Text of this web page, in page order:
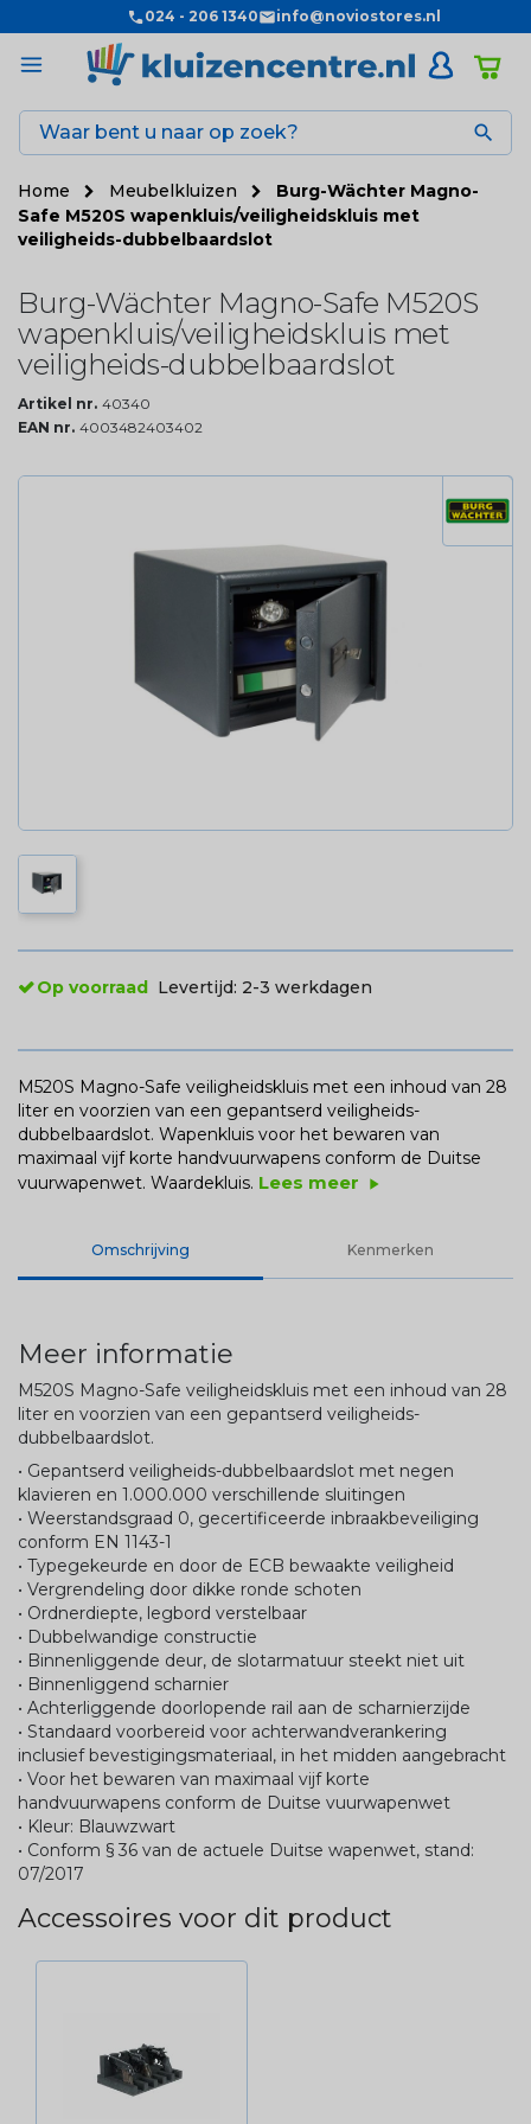
024 - 206 1340 info@noviostores.nl

Home Meubelkluizen
Burg-Wächter Magno-
Safe M520S wapenkluis/veiligheidskluis met
veiligheids-dubbelbaardslot
Burg-Wächter Magno-Safe M520S
wapenkluis/veiligheidskluis met
veiligheids-dubbelbaardslot
Artikel nr. 40340
EAN nr. 4003482403402
Op voorraad Levertijd: 2-3 werkdagen
M520S Magno-Safe veiligheidskluis met een inhoud van 28
liter en voorzien van een gepantserd veiligheids-
dubbelbaardslot. Wapenkluis voor het bewaren van
maximaal vijf korte handvuurwapens conform de Duitse
vuurwapenwet. Waardekluis. Lees meer play_arrow
Omschrijving Kenmerken
Meer informatie
M520S Magno-Safe veiligheidskluis met een inhoud van 28
liter en voorzien van een gepantserd veiligheids-
dubbelbaardslot.
• Gepantserd veiligheids-dubbelbaardslot met negen
klavieren en 1.000.000 verschillende sluitingen
• Weerstandsgraad 0, gecertificeerde inbraakbeveiliging
conform EN 1143-1
• Typegekeurde en door de ECB bewaakte veiligheid
• Vergrendeling door dikke ronde schoten
• Ordnerdiepte, legbord verstelbaar
• Dubbelwandige constructie
• Binnenliggende deur, de slotarmatuur steekt niet uit
• Binnenliggend scharnier
• Achterliggende doorlopende rail aan de scharnierzijde
• Standaard voorbereid voor achterwandverankering
inclusief bevestigingsmateriaal, in het midden aangebracht
• Voor het bewaren van maximaal vijf korte
handvuurwapens conform de Duitse vuurwapenwet
• Kleur: Blauwzwart
• Conform § 36 van de actuele Duitse wapenwet, stand:
07/2017
Accessoires voor dit product